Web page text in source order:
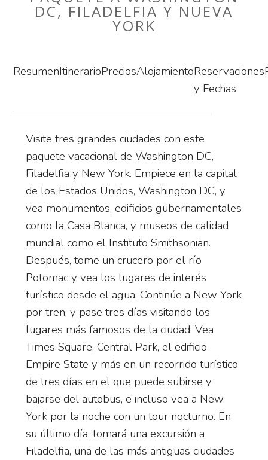
DC, FILADELFIA Y NUEVA
YORK
ResumenItinerarioPreciosAlojamientoReservaciones
y Fechas
Visite tres grandes ciudades con este
paquete vacacional de Washington DC,
Filadelfia y New York. Empiece en la capital
de los Estados Unidos, Washington DC, y
vea monumentos, edificios gubernamentales
como la Casa Blanca, y museos de calidad
mundial como el Instituto Smithsonian.
Después, tome un crucero por el río
Potomac y vea los lugares de interés
turístico desde el agua. Continúe a New York
por tren, y pase tres días visitando los
lugares más famosos de la ciudad. Vea
Times Square, Central Park, el edificio
Empire State y más en un recorrido turístico
de tres días en el que puede subirse y
bajarse del autobus, e incluso vea a New
York por la noche con un tour nocturno. En
su último día, tomará una excursión a
Filadelfia, una de las más antiguas ciudades